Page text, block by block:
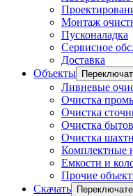
Монтаж
Пусконаладка
Сервисное
Доставка
Объекты
Ливневые
Очистка
Очистка
Очистка
Очистка
Комплектные
Емкости и
Прочие
Скачать